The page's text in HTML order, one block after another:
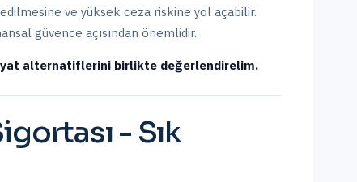
ve yüksek ceza riskine yol açabilir.
güvence açısından önemlidir.
alternatiflerini birlikte değerlendirelim.
- Sık